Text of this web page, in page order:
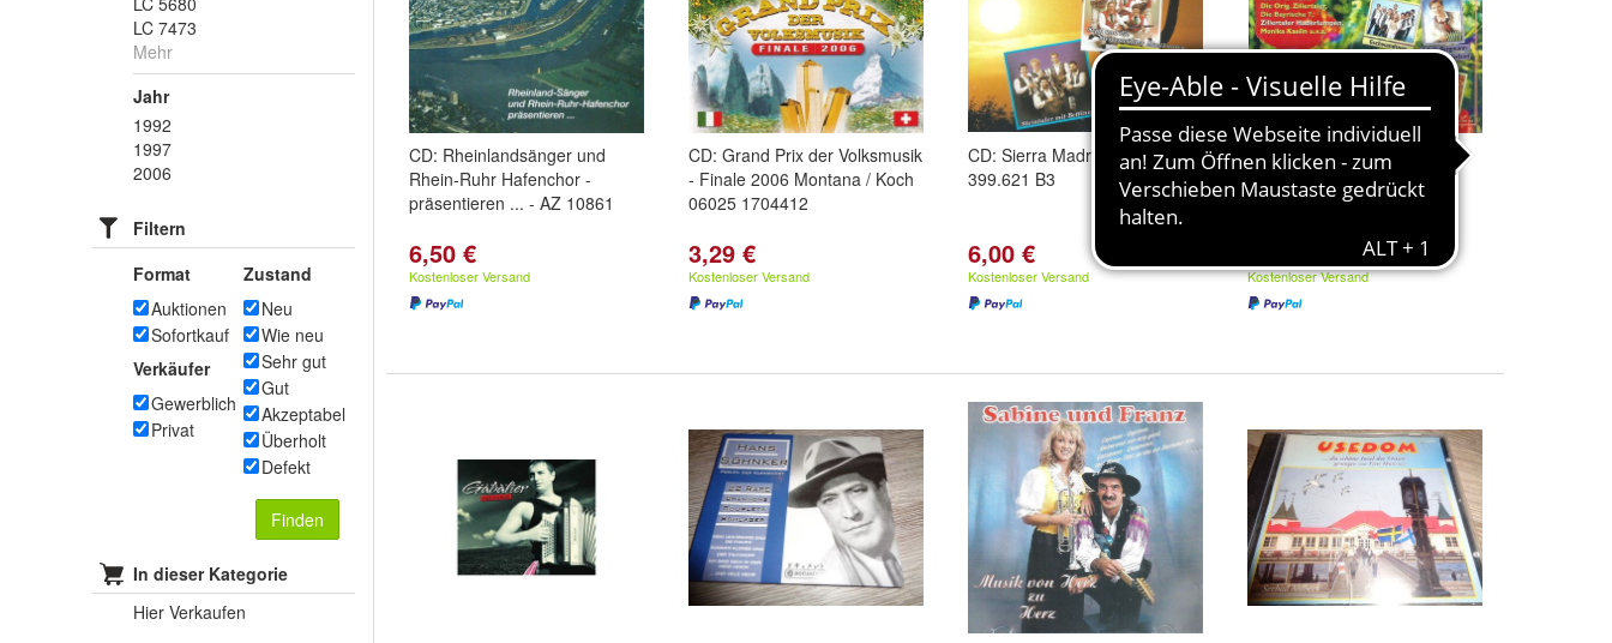
LC 7473
Mehr
Jahr
1992
1997
2006
Filtern
Format
Auktionen
Sofortkauf
Verkäufer
Gewerblich
Privat
Zustand
Neu
Wie neu
Sehr gut
Gut
Akzeptabel
Überholt
Defekt
Finden
In dieser Kategorie
Hier Verkaufen
CD: Rheinlandsänger und
Rhein-Ruhr Hafenchor -
präsentieren ... - AZ 10861
6,50 €
Kostenloser Versand
CD: Grand Prix der Volksmusik
- Finale 2006 Montana / Koch
06025 1704412
3,29 €
Kostenloser Versand
CD: Sierra Madre (1992) Koch
399.621 B3
6,00 €
Kostenloser Versand
2-CD: Grand Prix der
Volkstümlichen Musik 97
(1997) Tyrolis 351 415
Kostenloser Versand